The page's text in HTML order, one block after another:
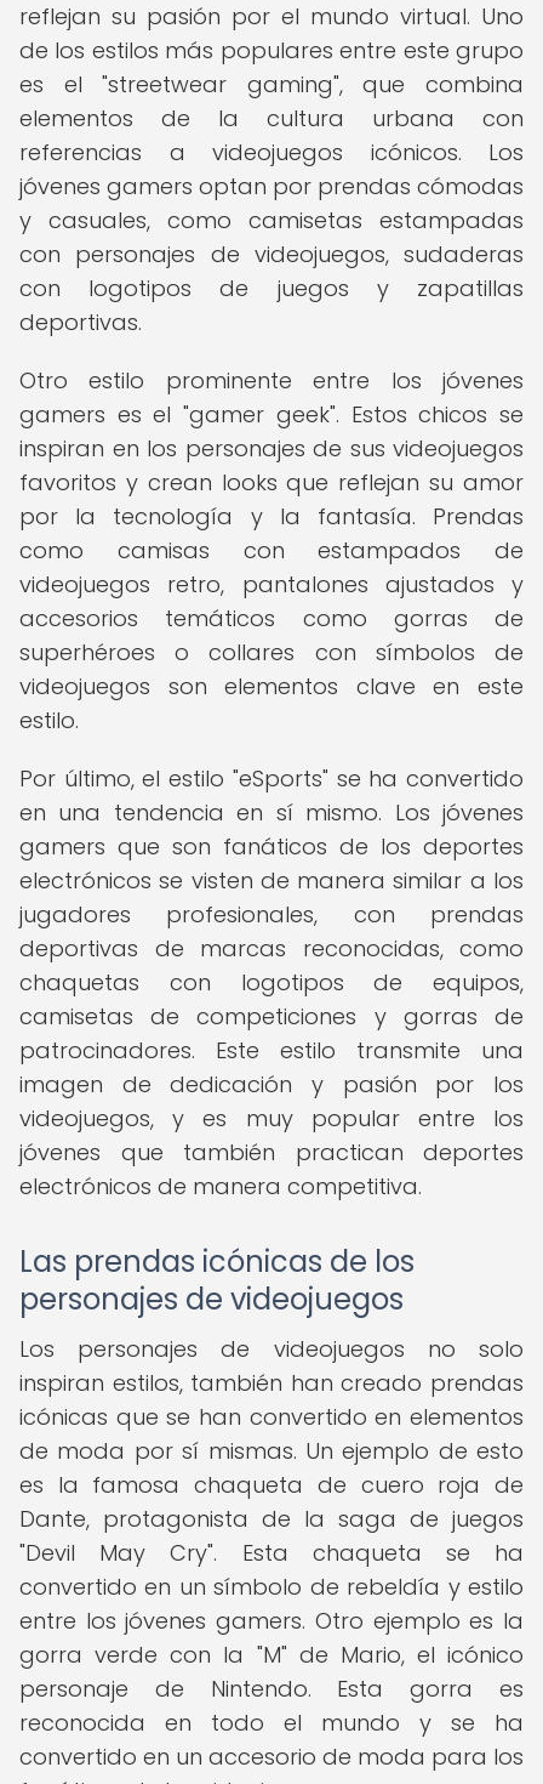
reflejan su pasión por el mundo virtual. Uno
de los estilos más populares entre este grupo
es el "streetwear gaming", que combina
elementos de la cultura urbana con
referencias a videojuegos icónicos. Los
jóvenes gamers optan por prendas cómodas
y casuales, como camisetas estampadas
con personajes de videojuegos, sudaderas
con logotipos de juegos y zapatillas
deportivas.
Otro estilo prominente entre los jóvenes
gamers es el "gamer geek". Estos chicos se
inspiran en los personajes de sus videojuegos
favoritos y crean looks que reflejan su amor
por la tecnología y la fantasía. Prendas
como camisas con estampados de
videojuegos retro, pantalones ajustados y
accesorios temáticos como gorras de
superhéroes o collares con símbolos de
videojuegos son elementos clave en este
estilo.
Por último, el estilo "eSports" se ha convertido
en una tendencia en sí mismo. Los jóvenes
gamers que son fanáticos de los deportes
electrónicos se visten de manera similar a los
jugadores profesionales, con prendas
deportivas de marcas reconocidas, como
chaquetas con logotipos de equipos,
camisetas de competiciones y gorras de
patrocinadores. Este estilo transmite una
imagen de dedicación y pasión por los
videojuegos, y es muy popular entre los
jóvenes que también practican deportes
electrónicos de manera competitiva.
Las prendas icónicas de los
personajes de videojuegos
Los personajes de videojuegos no solo
inspiran estilos, también han creado prendas
icónicas que se han convertido en elementos
de moda por sí mismas. Un ejemplo de esto
es la famosa chaqueta de cuero roja de
Dante, protagonista de la saga de juegos
"Devil May Cry". Esta chaqueta se ha
convertido en un símbolo de rebeldía y estilo
entre los jóvenes gamers. Otro ejemplo es la
gorra verde con la "M" de Mario, el icónico
personaje de Nintendo. Esta gorra es
reconocida en todo el mundo y se ha
convertido en un accesorio de moda para los